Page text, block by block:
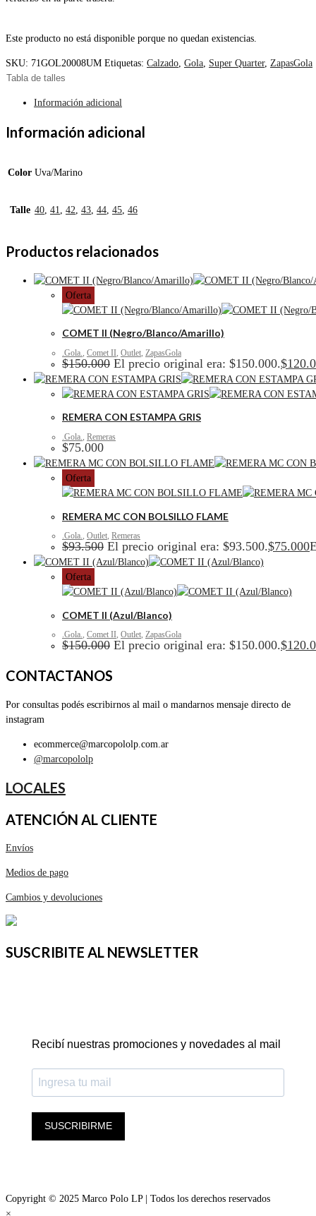
Este producto no está disponible porque no quedan existencias.
SKU: 71GOL20008UM Etiquetas: Calzado, Gola, Super Quarter, ZapasGola
Tabla de talles
Información adicional
Información adicional
Color Uva/Marino
Talle 40, 41, 42, 43, 44, 45, 46
Productos relacionados
Oferta
COMET II (Negro/Blanco/Amarillo)
.Gola. Comet II Outlet ZapasGola
$150.000 El precio original era: $150.000.$
REMERA CON ESTAMPA GRIS
.Gola., Remeras
$75.000
Oferta
REMERA MC CON BOLSILLO FLAME
.Gola., Outlet, Remeras
$93.500 El precio original era: $93.500.$75.000
Oferta
COMET II (Azul/Blanco)
.Gola., Comet II, Outlet, ZapasGola
$150.000 El precio original era: $150.000.$
CONTACTANOS
Por consultas podés escribirnos al mail o mandarnos mensaje directo de
instagram
ecommerce@marcopololp.com.ar
@marcopololp
LOCALES
ATENCIÓN AL CLIENTE
Envíos
Medios de pago
Cambios y devoluciones
SUSCRIBITE AL NEWSLETTER
Recibí nuestras promociones y novedades al mail
SUSCRIBIRME
Copyright © 2025 Marco Polo LP | Todos los derechos reservados
×